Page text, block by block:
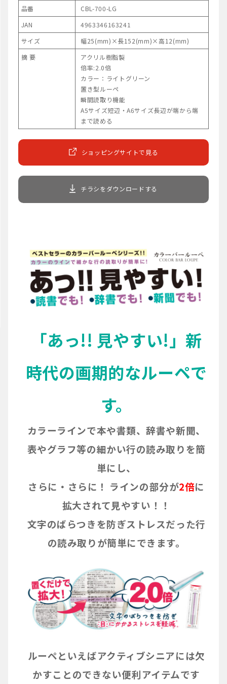
品番
CBL-700-LG
JAN
4963346163241
サイズ
幅25(mm)×長152(mm)×高12(mm)
摘 要
アクリル樹脂製
倍率:2.0倍
カラー：ライトグリーン
置き型ルーペ
瞬間読取り機能
A5サイズ短辺・A6サイズ長辺が端から端
まで読める
ショッピングサイトで見る
チラシをダウンロードする
「あっ!! 見やすい!」新
時代の画期的なルーペで
す。
カラーラインで本や書類、辞書や新聞、
表やグラフ等の細かい行の読み取りを簡
単にし、
さらに・さらに！ ラインの部分が2倍に
拡大されて見やすい！！
文字のばらつきを防ぎストレスだった行
の読み取りが簡単にできます。
ルーペといえばアクティブシニアには欠
かすことのできない便利アイテムです